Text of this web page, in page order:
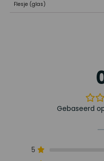
Flesje (glas)
Gebaseerd
5